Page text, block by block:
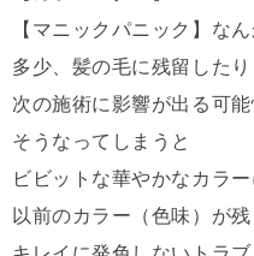
【マニックパニック】な
多少、髪の毛に残留したり
次の施術に影響が出る可
そうなってしまうと
ビビットな華やかなカラ
以前のカラー（色味）が残